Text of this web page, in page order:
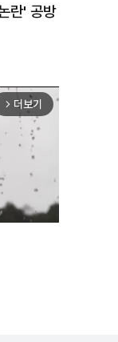
란' 공방
arrow_forward_ios 더보기